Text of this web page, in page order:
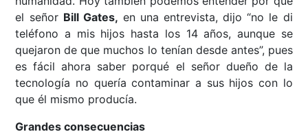
el señor Bill Gates, en una entrevista, dijo “no le di
teléfono a mis hijos hasta los 14 años, aunque se
quejaron de que muchos lo tenían desde antes”, pues
es fácil ahora saber porqué el señor dueño de la
tecnología no quería contaminar a sus hijos con lo
que él mismo producía.
Grandes consecuencias